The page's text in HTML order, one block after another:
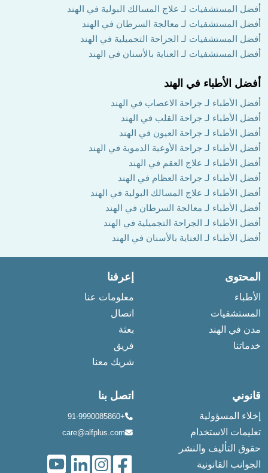
أفضل المستشفيات لـ علاج المسالك البولية في الهند
أفضل المستشفيات لـ معالجة السرطان في الهند
أفضل المستشفيات لـ الجراحة التجميلية في الهند
أفضل المستشفيات لـ العناية بالأسنان في الهند
أفضل الأطباء في الهند
أفضل الأطباء لـ جراحة الاعصاب في الهند
أفضل الأطباء لـ جراحة القلب في الهند
أفضل الأطباء لـ جراحة العيون في الهند
أفضل الأطباء لـ جراحة الأوعية الدموية في الهند
أفضل الأطباء لـ علاج العقم في الهند
أفضل الأطباء لـ جراحة العظام في الهند
أفضل الأطباء لـ علاج المسالك البولية في الهند
أفضل الأطباء لـ معالجة السرطان في الهند
أفضل الأطباء لـ الجراحة التجميلية في الهند
أفضل الأطباء لـ العناية بالأسنان في الهند
المحتوى
الأطباء
المستشفيات
مدن في الهند
خدماتنا
إعرفنا
معلومات عنا
اتصال
بعثة
فريق
شريك معنا
قانوني
إخلاء المسؤولية
تعليمات الاستخدام
حقوق التأليف والنشر
الجوانب القانونية
اتصل بنا
+91-9990085860
care@alfplus.com